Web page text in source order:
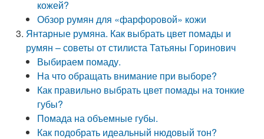
кожей?
Обзор румян для «фарфоровой» кожи
Янтарные румяна. Как выбрать цвет помады и
румян – советы от стилиста Татьяны Горинович
Выбираем помаду.
На что обращать внимание при выборе?
Как правильно выбрать цвет помады на тонкие
губы?
Помада на объемные губы.
Как подобрать идеальный нюдовый тон?